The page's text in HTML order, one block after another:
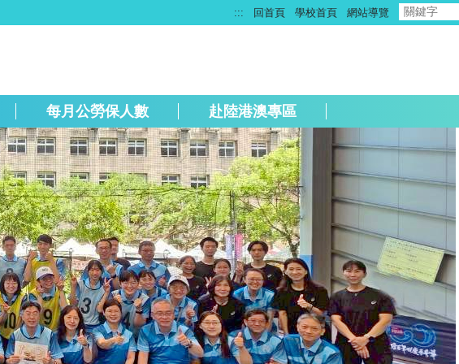
::: 回首頁 學校首頁 網站導覽
每月公勞保人數 赴陸港澳專區